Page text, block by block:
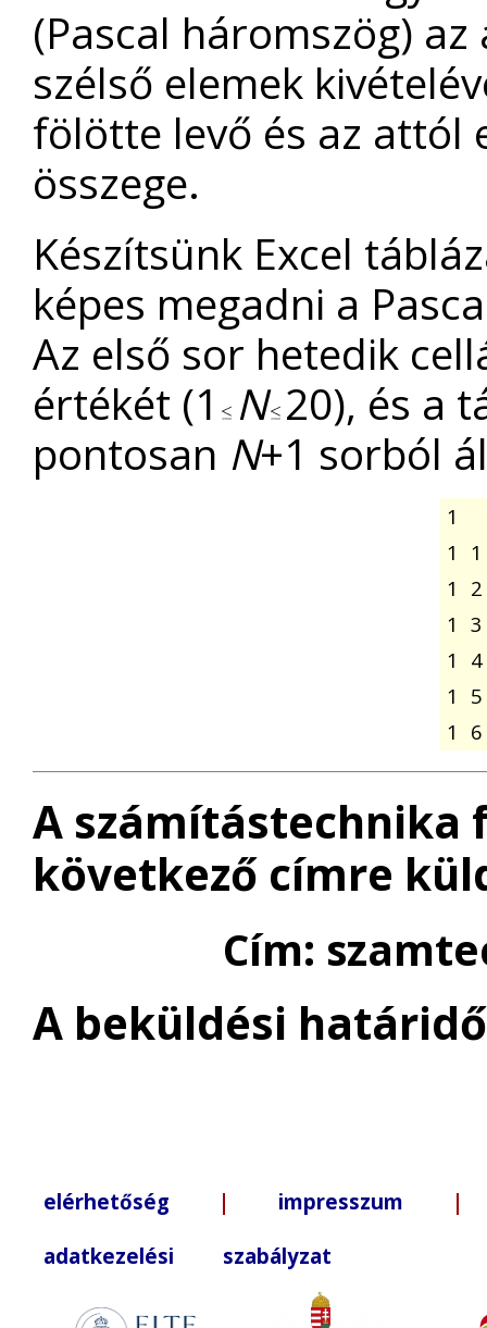
(Pascal háromszög)
szélső elemek
fölötte levő és az attól
összege.
Készítsünk Excel
képes megadni a
Az első sor hetedik
értékét (1 N 20), és a
pontosan N+1 sorból
1
1
1
1
2
1 3
1
4
1
5
1
6
A számítástechnika
következő címre
Cím:
A beküldési
elérhetőség | impresszum |
adatkezelési szabályzat